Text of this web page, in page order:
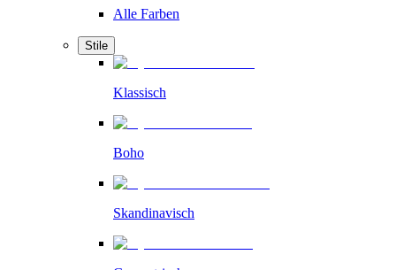
Alle Farben
Stile
Klassisch
Boho
Skandinavisch